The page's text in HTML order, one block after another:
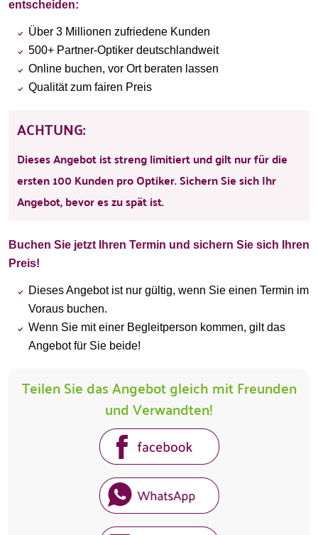
entscheiden:
Über 3 Millionen zufriedene Kunden
500+ Partner-Optiker deutschlandweit
Online buchen, vor Ort beraten lassen
Qualität zum fairen Preis
ACHTUNG:
Dieses Angebot ist streng limitiert und gilt nur für die
ersten 100 Kunden pro Optiker. Sichern Sie sich Ihr
Angebot, bevor es zu spät ist.
Buchen Sie jetzt Ihren Termin und sichern Sie sich Ihren
Preis!
Dieses Angebot ist nur gültig, wenn Sie einen Termin im
Voraus buchen.
Wenn Sie mit einer Begleitperson kommen, gilt das
Angebot für Sie beide!
Teilen Sie das Angebot gleich mit Freunden
und Verwandten!